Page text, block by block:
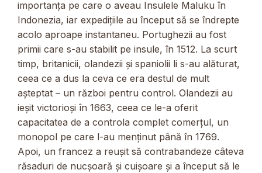
importanța pe care o aveau Insulele Maluku în
Indonezia, iar expedițiile au început să se îndrepte
acolo aproape instantaneu. Portughezii au fost
primii care s-au stabilit pe insule, în 1512. La scurt
timp, britanicii, olandezii și spaniolii li s-au alăturat,
ceea ce a dus la ceva ce era destul de mult
așteptat – un război pentru control. Olandezii au
ieșit victorioși în 1663, ceea ce le-a oferit
capacitatea de a controla complet comerțul, un
monopol pe care l-au menținut până în 1769.
Apoi, un francez a reușit să contrabandeze câteva
răsaduri de nucșoară și cuișoare și a început să le